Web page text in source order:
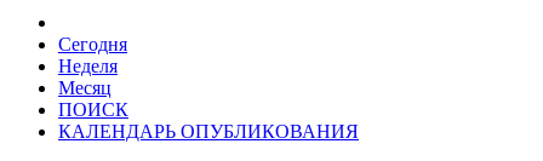
Сегодня
Неделя
Месяц
ПОИСК
КАЛЕНДАРЬ ОПУБЛИКОВАНИЯ